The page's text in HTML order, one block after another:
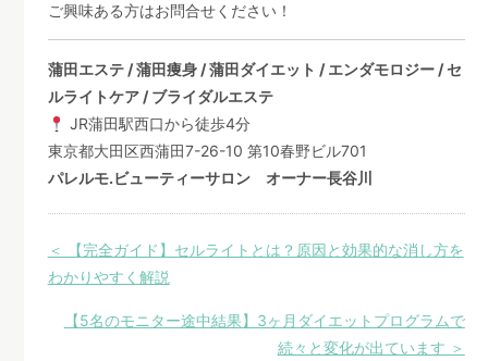
ご興味ある方はお問合せください！
蒲田エステ / 蒲田痩身 / 蒲田ダイエット / エンダモロジー / セ
ルライトケア / ブライダルエステ
JR蒲田駅西口から徒歩4分
東京都大田区西蒲田7-26-10 第10春野ビル701
パレルモ.ビューティーサロン オーナー長谷川
＜ 【完全ガイド】セルライトとは？原因と効果的な消し方を
わかりやすく解説
【5名のモニター途中結果】3ヶ月ダイエットプログラムで
続々と変化が出ています ＞